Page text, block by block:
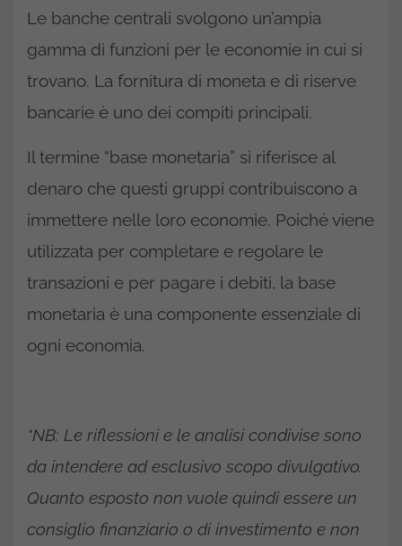
Le banche centrali svolgono un’ampia
gamma di funzioni per le economie in cui si
trovano. La fornitura di moneta e di riserve
bancarie è uno dei compiti principali.
Il termine “base monetaria” si riferisce al
denaro che questi gruppi contribuiscono a
immettere nelle loro economie. Poiché viene
utilizzata per completare e regolare le
transazioni e per pagare i debiti, la base
monetaria è una componente essenziale di
ogni economia.
*NB: Le riflessioni e le analisi condivise sono
da intendere ad esclusivo scopo divulgativo.
Quanto esposto non vuole quindi essere un
consiglio finanziario o di investimento e non